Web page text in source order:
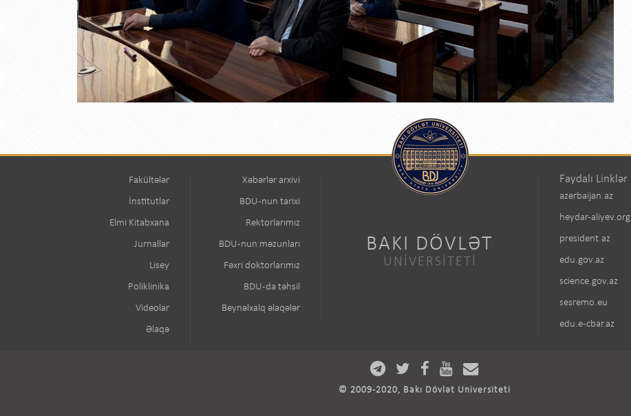
Fakültələr
İnstitutlar
Elmi Kitabxana
Jurnallar
Lisey
Poliklinika
Videolar
Əlaqə
Xəbərlər arxivi
BDU-nun tarixi
Rektorlarımız
BDU-nun məzunları
Fəxri doktorlarımız
BDU-da təhsil
Beynəlxalq əlaqələr
BAKI DÖVLƏT
UNİVERSİTETİ
Faydalı Linklər
azerbaijan.az
heydar-aliyev.org
president.az
edu.gov.az
science.gov.az
sesremo.eu
edu.e-cbar.az
© 2009-2020, Bakı Dövlət Universiteti